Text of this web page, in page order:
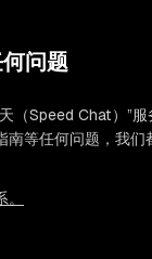
问题
（Speed Chat）”服
等任何问题，我